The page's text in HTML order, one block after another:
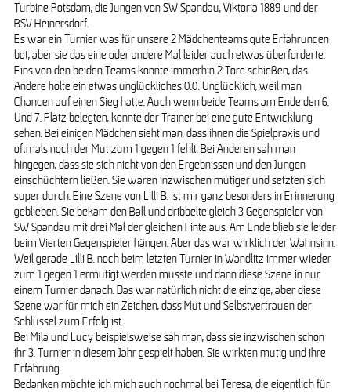
Turbine Potsdam, die Jungen von SW Spandau, Viktoria 1889 und der
BSV Heinersdorf.
Es war ein Turnier was für unsere 2 Mädchenteams gute Erfahrungen
bot, aber sie das eine oder andere Mal leider auch etwas überforderte.
Eins von den beiden Teams konnte immerhin 2 Tore schießen, das
Andere holte ein etwas unglückliches 0:0. Unglücklich, weil man
Chancen auf einen Sieg hatte. Auch wenn beide Teams am Ende den 6.
Und 7. Platz belegten, konnte der Trainer bei eine gute Entwicklung
sehen. Bei einigen Mädchen sieht man, dass ihnen die Spielpraxis und
oftmals noch der Mut zum 1 gegen 1 fehlt. Bei Anderen sah man
hingegen, dass sie sich nicht von den Ergebnissen und den Jungen
einschüchtern ließen. Sie waren inzwischen mutiger und setzten sich
super durch. Eine Szene von Lilli B. ist mir ganz besonders in Erinnerung
geblieben. Sie bekam den Ball und dribbelte gleich 3 Gegenspieler von
SW Spandau mit drei Mal der gleichen Finte aus. Am Ende blieb sie leider
beim Vierten Gegenspieler hängen. Aber das war wirklich der Wahnsinn.
Weil gerade Lilli B. noch beim letzten Turnier in Wandlitz immer wieder
zum 1 gegen 1 ermutigt werden musste und dann diese Szene in nur
einem Turnier danach. Das war natürlich nicht die einzige, aber diese
Szene war für mich ein Zeichen, dass Mut und Selbstvertrauen der
Schlüssel zum Erfolg ist.
Bei Mila und Lucy beispielsweise sah man, dass sie inzwischen schon
ihr 3. Turnier in diesem Jahr gespielt haben. Sie wirkten mutig und ihre
Erfahrung.
Bedanken möchte ich mich auch nochmal bei Teresa, die eigentlich für